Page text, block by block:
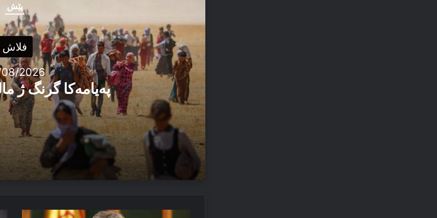
پێش
فلاش
2026
پەیامەكا گرنگ ژ
03/08/2026
پەیامەكا گرنگ ژ مالپەرێ سبەهی
پەیاما پیرۆزباهییێ بۆ سەرۆکێ هەرێما کوردستانێدخوازە